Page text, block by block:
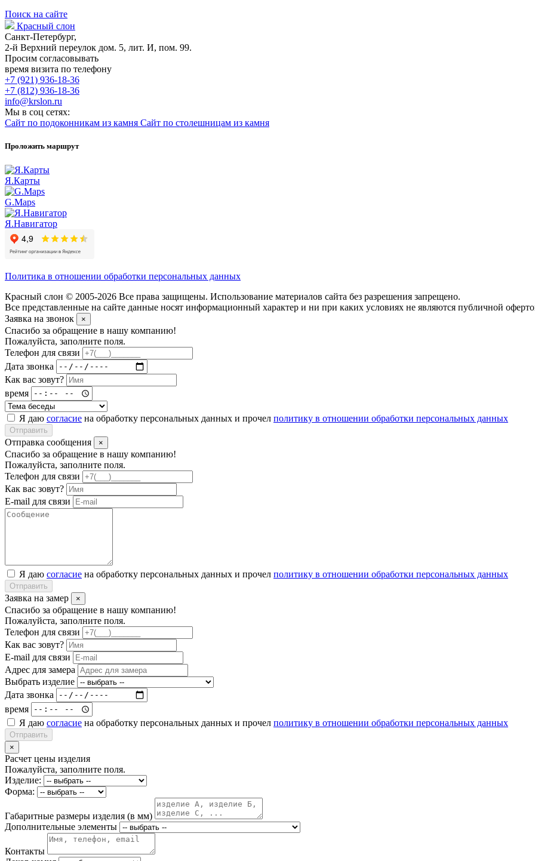
Поиск на сайте
Красный слон
Санкт-Петербург,
2-й Верхний переулок дом. 5, лит. И, пом. 99.
Просим согласовывать
время визита по телефону
+7 (921) 936-18-36
+7 (812) 936-18-36
info@krslon.ru
Мы в соц сетях:
Сайт по подоконникам из камня Сайт по столешницам из камня
Проложить маршрут
Я.Карты
G.Maps
Я.Навигатор
Политика в отношении обработки персональных данных
Красный слон © 2005-2026 Все права защищены. Использование материалов сайта без разрешения запрещено.
Все представленные на сайте данные носят информационный характер и ни при каких условиях не являются публичной
Заявка на звонок
×
Спасибо за обращение в нашу компанию!
Пожалуйста, заполните поля.
Телефон для связи
Дата звонка
Как вас зовут?
время
Я даю согласие на обработку персональных данных и прочел политику в отношении обработки персональных данных
Отправить
Отправка сообщения ×
Спасибо за обращение в нашу компанию!
Пожалуйста, заполните поля.
Телефон для связи
Как вас зовут?
E-mail для связи
Я даю согласие на обработку персональных данных и прочел политику в отношении обработки персональных данных
Отправить
Заявка на замер ×
Спасибо за обращение в нашу компанию!
Пожалуйста, заполните поля.
Телефон для связи
Как вас зовут?
E-mail для связи
Адрес для замера
Выбрать изделие
Дата звонка
время
Я даю согласие на обработку персональных данных и прочел политику в отношении обработки персональных данных
Отправить
×
Расчет цены изделия
Пожалуйста, заполните поля.
Изделие:
Форма:
Габаритные размеры изделия (в мм)
Дополнительные элементы
Контакты